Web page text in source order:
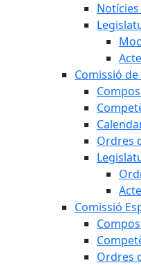
Comissió
Ordres
Comissió
Ordres